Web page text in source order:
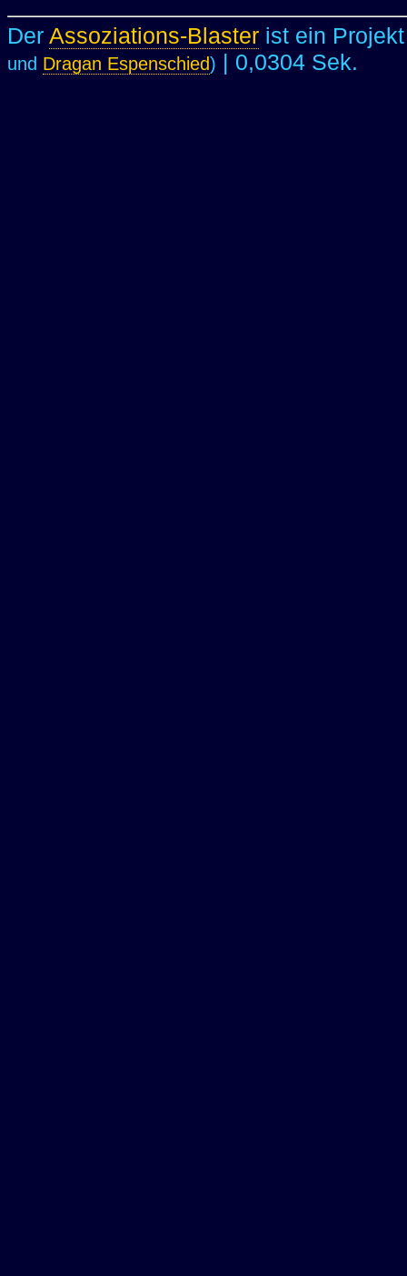
Der Assoziations-Blaster ist ein
und Dragan Espenschied) | 0,0304 Sek.